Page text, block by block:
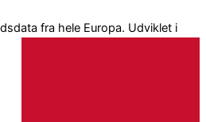
fra hele Europa. Udviklet i